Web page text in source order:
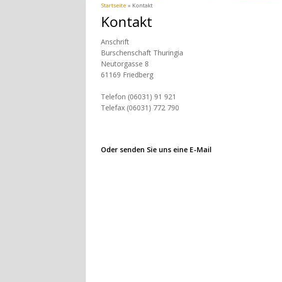
Sie sind hier
Startseite » Kontakt
Kontakt
Anschrift
Burschenschaft Thuringia
Neutorgasse 8
61169 Friedberg
Telefon (06031) 91 921
Telefax (06031) 772 790
Oder senden Sie uns eine E-Mail